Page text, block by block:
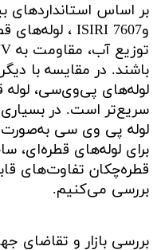
بر اساس استانداردهای
وISIRI 7607 ، لوله‌های
توزیع آب، مقاومت به
باشند. در مقایسه با
لوله‌های پی‌وی‌سی،
سریع‌تر است. در
لوله پی وی سی به‌صورت
برای لوله‌های قطره‌ای،
قطره‌چکان تفاوت‌های
بررسی می‌کنیم.
بررسی بازار و تقاضای